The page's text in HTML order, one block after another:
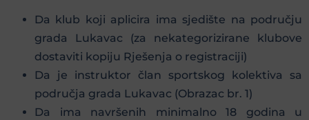
Da klub koji aplicira ima sjedište na području
grada Lukavac (za nekategorizirane klubove
dostaviti kopiju Rješenja o registraciji)
Da je instruktor član sportskog kolektiva sa
područja grada Lukavac (Obrazac br. 1)
Da ima navršenih minimalno 18 godina u